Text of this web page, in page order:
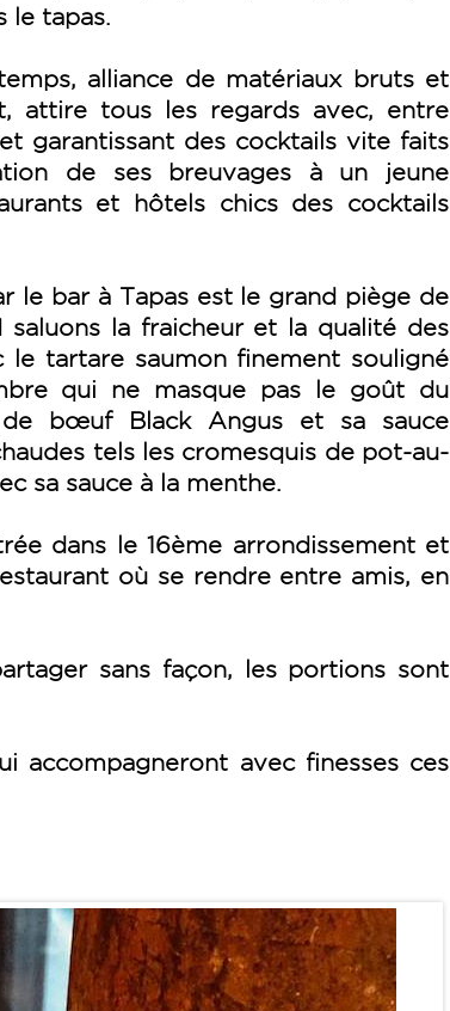
le tapas.
alliance de matériaux bruts et
attire tous les regards avec, entre
garantissant des cocktails vite faits
de ses breuvages à un jeune
et hôtels chics des cocktails
le bar à Tapas est le grand piège de
saluons la fraicheur et la qualité des
tartare saumon finement souligné
qui ne masque pas le goût du
bœuf Black Angus et sa sauce
tels les cromesquis de pot-au-
sa sauce à la menthe.
dans le 16ème arrondissement et
où se rendre entre amis, en
sans façon, les portions sont
accompagneront avec finesses ces